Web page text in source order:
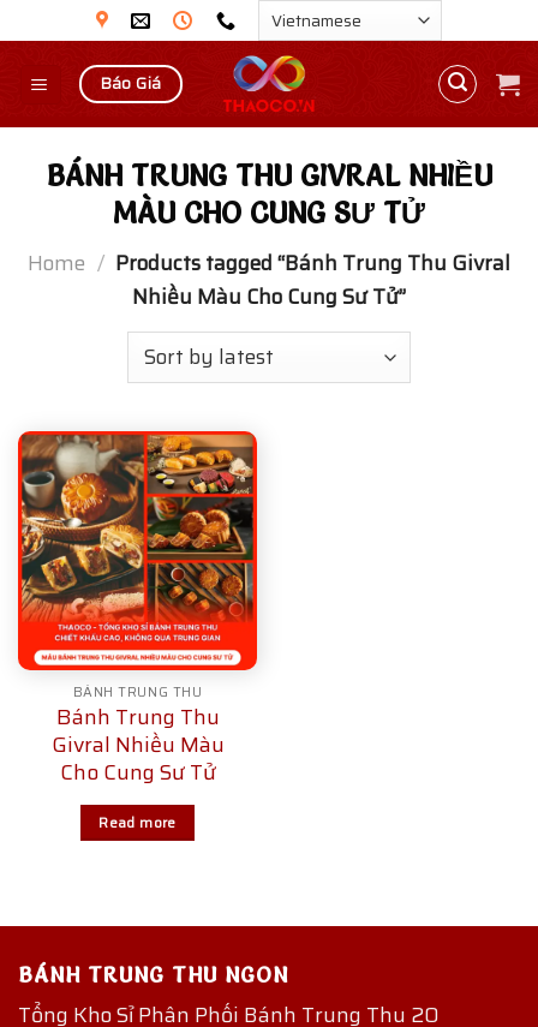
to
content
Báo Giá
BÁNH TRUNG THU GIVRAL NHIỀU
MÀU CHO CUNG SƯ TỬ
Home / Products tagged “Bánh Trung Thu Givral
Nhiều Màu Cho Cung Sư Tử”
BÁNH TRUNG THU
Bánh Trung Thu
Givral Nhiều Màu
Cho Cung Sư Tử
Read more
BÁNH TRUNG THU NGON
Tổng Kho Sỉ Phân Phối Bánh Trung Thu 20